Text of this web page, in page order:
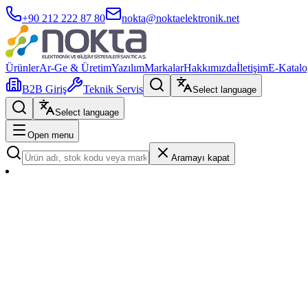
+90 212 222 87 80 nokta@noktaelektronik.net
ÜrünlerAr-Ge & ÜretimYazılımMarkalarHakkımızdaİletişimE-
B2B Giriş
Teknik Servis Select language
Select language
Open menu
Aramayı kapat